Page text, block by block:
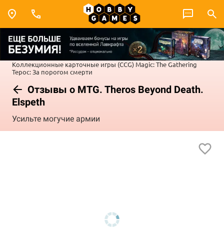
Коллекционные карточные игры (CCG) Magic: The Gathering
Терос: За порогом смерти
Отзывы о MTG. Theros Beyond Death.
Elspeth
Усильте могучие армии